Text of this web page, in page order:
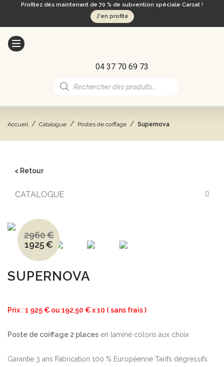
Profitez dès maintenant de 70 % de subvention spéciale Carsat !
J'en profite
04 37 70 69 73
Recherche
de
Accueil / Catalogue / Postes de coiffage / Supernova
< Retour
CATALOGUE
SUPERNOVA
2960€
Le
prix
initial
2960€.
1925€
Le
prix
actuel
1925€.
Prix : 1 925 € ou 192,50 € x 10 ( sans frais)
Poste de coiffage 2 places en laminé coloris aux choix
Garantie 3 ans Fabrication 100 % Européenne Tarifs dégressifs